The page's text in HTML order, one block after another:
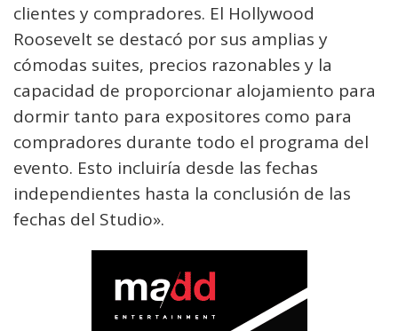
clientes y compradores. El Hollywood
Roosevelt se destacó por sus amplias y
cómodas suites, precios razonables y la
capacidad de proporcionar alojamiento para
dormir tanto para expositores como para
compradores durante todo el programa del
evento. Esto incluiría desde las fechas
independientes hasta la conclusión de las
fechas del Studio».